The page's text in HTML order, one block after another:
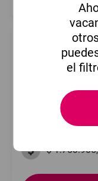
Auxiliar de
6 de agosto de 2026
Servicio de
$
el